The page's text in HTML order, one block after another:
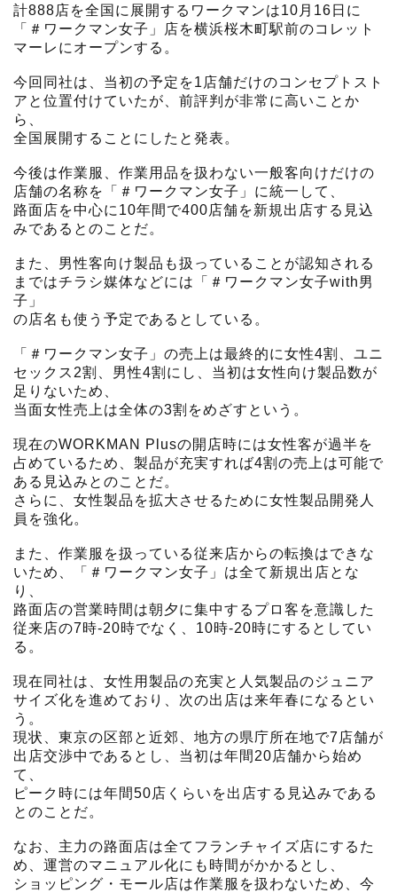
計888店を全国に展開するワークマンは10月16日に
「＃ワークマン女子」店を横浜桜木町駅前のコレット
マーレにオープンする。
今回同社は、当初の予定を1店舗だけのコンセプトスト
アと位置付けていたが、前評判が非常に高いことか
ら、
全国展開することにしたと発表。
今後は作業服、作業用品を扱わない一般客向けだけの
店舗の名称を「＃ワークマン女子」に統一して、
路面店を中心に10年間で400店舗を新規出店する見込
みであるとのことだ。
また、男性客向け製品も扱っていることが認知される
まではチラシ媒体などには「＃ワークマン女子with男
子」
の店名も使う予定であるとしている。
「＃ワークマン女子」の売上は最終的に女性4割、ユニ
セックス2割、男性4割にし、当初は女性向け製品数が
足りないため、
当面女性売上は全体の3割をめざすという。
現在のWORKMAN Plusの開店時には女性客が過半を
占めているため、製品が充実すれば4割の売上は可能で
ある見込みとのことだ。
さらに、女性製品を拡大させるために女性製品開発人
員を強化。
また、作業服を扱っている従来店からの転換はできな
いため、「＃ワークマン女子」は全て新規出店とな
り、
路面店の営業時間は朝夕に集中するプロ客を意識した
従来店の7時-20時でなく、10時-20時にするとしてい
る。
現在同社は、女性用製品の充実と人気製品のジュニア
サイズ化を進めており、次の出店は来年春になるとい
う。
現状、東京の区部と近郊、地方の県庁所在地で7店舗が
出店交渉中であるとし、当初は年間20店舗から始め
て、
ピーク時には年間50店くらいを出店する見込みである
とのことだ。
なお、主力の路面店は全てフランチャイズ店にするた
め、運営のマニュアル化にも時間がかかるとし、
ショッピング・モール店は作業服を扱わないため、今